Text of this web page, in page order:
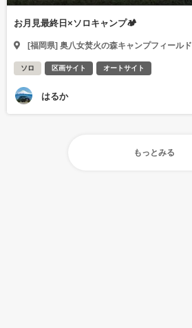
お月見最終日×ソロキャンプ🏕
[福岡県] 奥八女焚火の森キャンプフィールド
ソロ 区画サイト オートサイト
はるか
もっとみる